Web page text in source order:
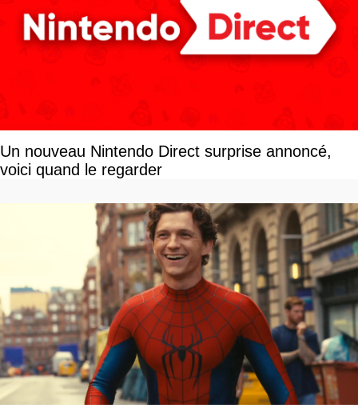
Un nouveau Nintendo Direct surprise annoncé,
voici quand le regarder